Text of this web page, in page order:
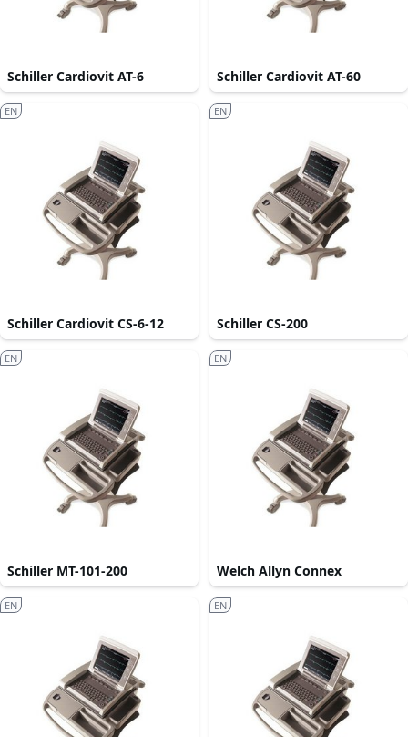
Schiller Cardiovit AT-6 Schiller Cardiovit AT-60
Schiller Cardiovit CS-6-12
EN
Schiller CS-200
EN
Schiller MT-101-200
EN
Welch Allyn Connex
EN
EN EN